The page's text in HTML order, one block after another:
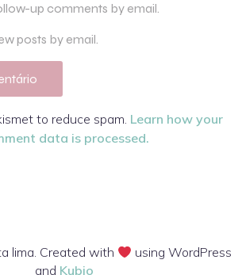
up comments by email.
posts by email.
to reduce spam. Learn how your
data is processed.
lima. Created with
using WordPress
and Kubio